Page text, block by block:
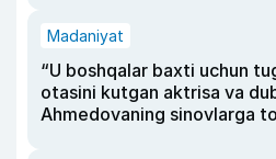
Madaniyat
“U boshqalar baxti uchun
otasini kutgan aktrisa va
Ahmedovaning sinovlarga